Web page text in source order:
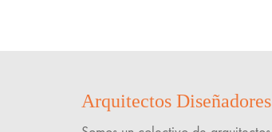
Arquitectos Diseñadores